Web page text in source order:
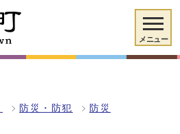
メニュー
防災・防犯 防災